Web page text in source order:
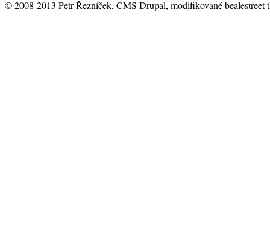
© 2008-2013 Petr Řezníček, CMS Drupal, modifikované bealestreet